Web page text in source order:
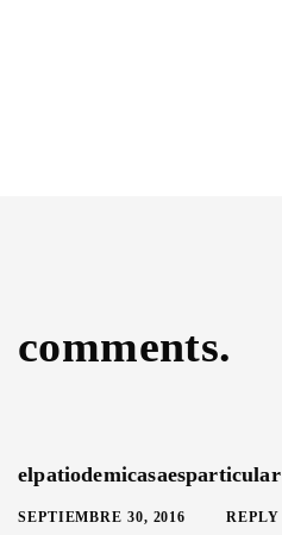
comments.
elpatiodemicasaesparticular
SEPTIEMBRE 30, 2016 REPLY